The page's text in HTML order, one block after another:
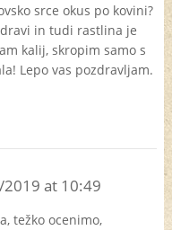
srce okus po kovini?
in tudi rastlina je
kalij, skropim samo s
Lepo vas pozdravljam.
at 10:49
težko ocenimo,